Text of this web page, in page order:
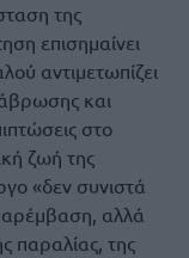
της
επισημαίνει
αντιμετωπίζει
και
στο
ζωή της
«δεν συνιστά
αλλά
παραλίας, της